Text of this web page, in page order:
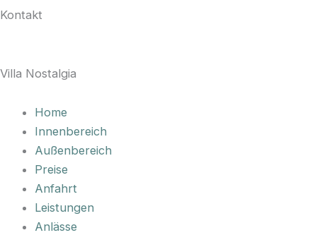
Kontakt
Villa Nostalgia
Home
Innenbereich
Außenbereich
Preise
Anfahrt
Leistungen
Anlässe